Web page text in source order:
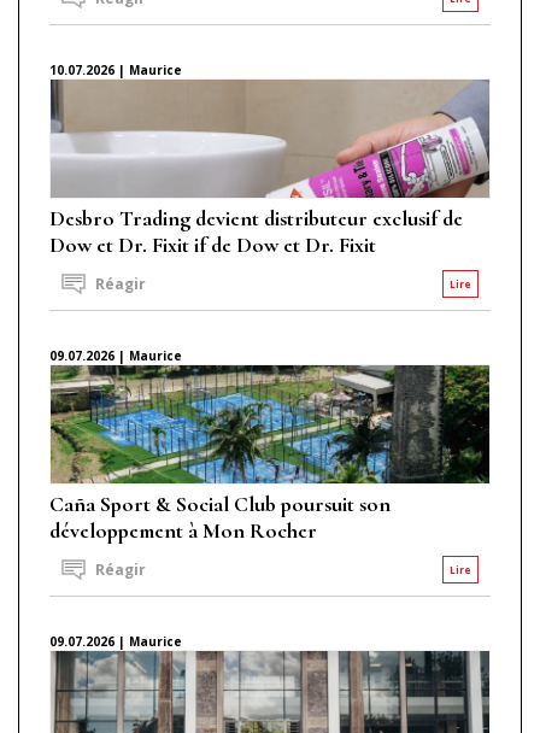
10.07.2026 | Maurice
Desbro Trading devient distributeur exclusif de
Dow et Dr. Fixit if de Dow et Dr. Fixit
Lire
Réagir
09.07.2026 | Maurice
Caña Sport & Social Club poursuit son
développement à Mon Rocher
Lire
Réagir
09.07.2026 | Maurice